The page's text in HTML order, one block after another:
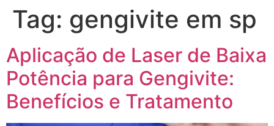
Tag: gengivite em sp
Aplicação de Laser de Baixa
Potência para Gengivite:
Benefícios e Tratamento